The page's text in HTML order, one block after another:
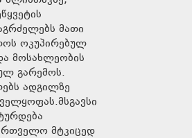
მათი
ოკუპირებულ
მოსახლეობის
გარემოს.
ადგილზე
მტკიცედ